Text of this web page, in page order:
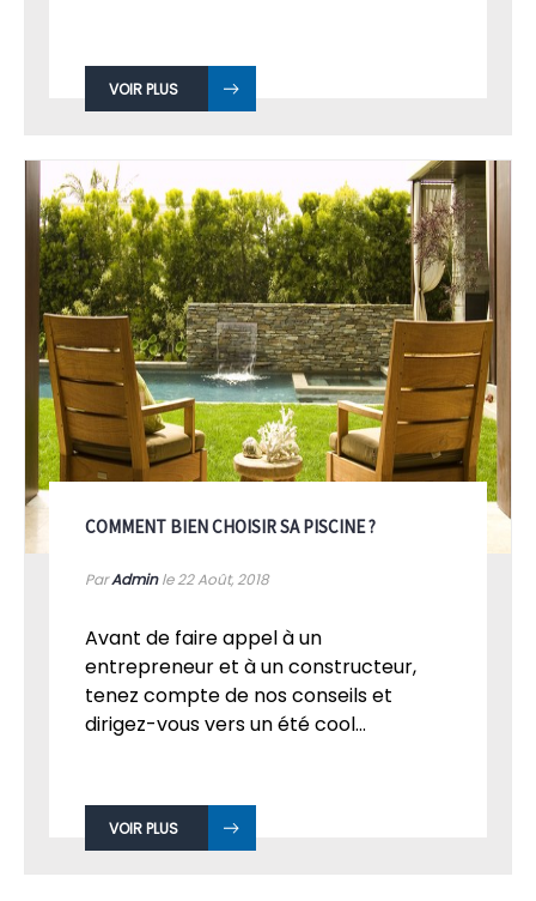
VOIR PLUS
COMMENT BIEN CHOISIR SA PISCINE ?
ParAdminle 22Août, 2018
Avant de faire appel à un
entrepreneur et à un constructeur,
tenez compte de nos conseils et
dirigez-vous vers un été cool...
VOIR PLUS